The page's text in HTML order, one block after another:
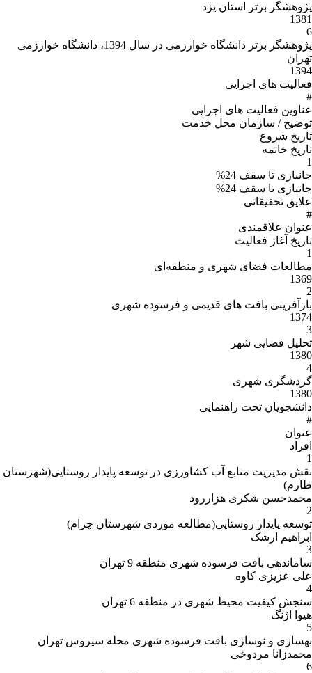
پژوهشگر برتر استان يزد
1381
6
پژوهشگر برتر دانشگاه خوارزمی در سال 1394، دانشگاه خوارزمی
تهران
1394
فعالیت های اجرایی
#
عناوین فعالیت های اجرایی
توضیح / سازمان محل خدمت
تاریخ شروع
تاریخ خاتمه
1
جانبازی تا سقف 24%
جانبازی تا سقف 24%
علایق تحقیقاتی
#
عنوان علاقمندى
تاریخ آغاز فعالیت
1
مطالعات فضای شهری و منطقه‌ای
1369
2
بازآفرینی بافت های قدیمی و فرسوده شهری
1374
3
تحلیل فضایی شهر
1380
4
گردشگری شهری
1380
دانشجویان تحت راهنمایی
#
عنوان
افراد
1
نقش مدیریت منابع آب کشاورزی در توسعه پایدار روستایی(شهرستان
طارم)
محمدحسن شکری هزاررود
2
توسعه پایدار روستایی(مطالعه موردی شهرستان چرام)
ابراهیم ارشک
3
ساماندهی بافت فرسوده شهری منطقه 9 تهران
علی عزیزی کاوه
4
سنجش کیفیت محیط شهری در منطقه 6 تهران
هیوا اژنگ
5
بهسازی و نوسازی بافت فرسوده شهری محله سیروس تهران
محمدزانا مردوخی
6